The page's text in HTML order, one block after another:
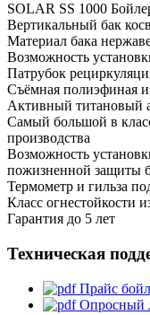
SOLAR SS 1000
Вертикальный бак
Материал бака
Возможность
Патрубок
Съёмная полиэфиная
Активный титановый
Самый большой в
производства
Возможность
пожизненной защиты
Термометр и гильза
Класс огнестойкости
Гарантия до 5 лет
Техническая
Прайс
Опросный